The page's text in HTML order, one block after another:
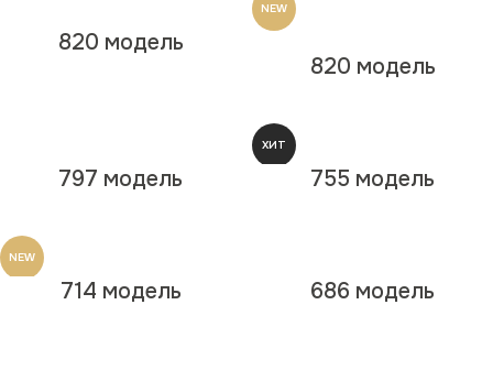
820 модель
NEW
820 модель
797 модель
ХИТ
755 модель
NEW
714 модель 686 модель